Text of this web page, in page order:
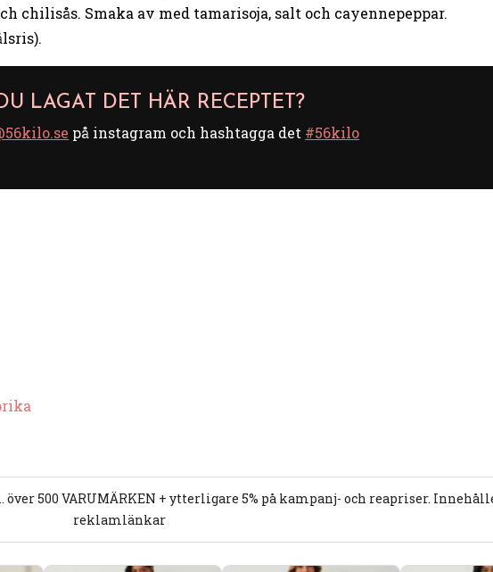
Smaka av med tamarisoja, salt och cayennepeppar.
LAGAT DET HÄR RECEPTET?
på instagram och hashtagga det #56kilo
över 500 VARUMÄRKEN + ytterligare 5% på kampanj- och reapriser.
reklamlänkar